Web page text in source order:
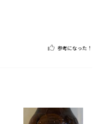
参考になった！